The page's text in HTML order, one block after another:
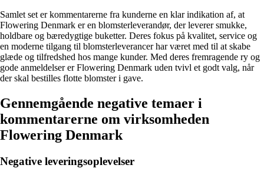
Samlet set er kommentarerne fra kunderne en klar indikation af, at
Flowering Denmark er en blomsterleverandør, der leverer smukke,
holdbare og bæredygtige buketter. Deres fokus på kvalitet, service og
en moderne tilgang til blomsterleverancer har været med til at skabe
glæde og tilfredshed hos mange kunder. Med deres fremragende ry og
gode anmeldelser er Flowering Denmark uden tvivl et godt valg, når
der skal bestilles flotte blomster i gave.
Gennemgående negative temaer i
kommentarerne om virksomheden
Flowering Denmark
Negative leveringsoplevelser